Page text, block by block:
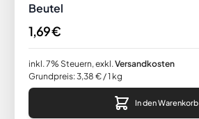
Beutel
1,69 €
inkl. 7% Steuern, exkl. Versandkosten
Grundpreis:3,38 € / 1 kg
In den Warenkorb